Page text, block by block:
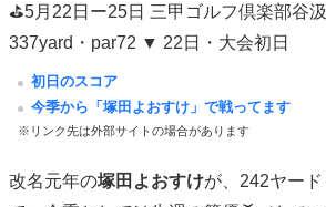
⛳5月22日ー25日 三甲ゴルフ倶楽部谷
337yard・par72 ▼ 22日・大会初日
初日のスコア
今季から「塚田よおすけ」で戦ってます
※リンク先は外部サイトの場合があります
改名元年の塚田よおすけが、242ヤー